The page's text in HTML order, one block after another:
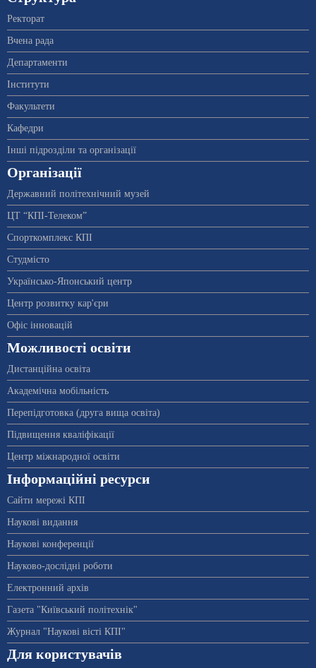
Ректорат
Вчена рада
Департаменти
Інститути
Факультети
Кафедри
Інші підрозділи та організації
Організації
Державний політехнічний музей
ЦТ “КПІ-Телеком”
Спорткомплекс КПІ
Студмісто
Українсько-Японський центр
Центр розвитку кар'єри
Офіс інновацій
Можливості освіти
Дистанційна освіта
Академічна мобільність
Перепідготовка (друга вища освіта)
Підвищення кваліфікації
Центр міжнародної освіти
Інформаційні ресурси
Сайти мережі КПІ
Наукові видання
Наукові конференції
Науково-дослідні роботи
Електронний архів
Газета "Київський політехнік"
Журнал "Наукові вісті КПІ"
Для користувачів